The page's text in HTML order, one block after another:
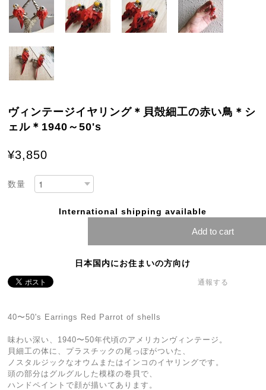
ヴィンテージイヤリング＊貝殻細工の赤い鳥＊シ
ェル＊1940～50's
¥3,850
数量
International shipping available
Add to cart
日本国内にお住まいの方向け
通報する
40〜50's Earrings Red Parrot of shells
味わい深い、1940〜50年代頃のアメリカンヴィンテージ。
貝細工の体に、プラスチックの尾っぽがついた、
ノスタルジックなオウムまたはインコのイヤリングです。
頭の部分はグルグルした模様の巻貝で、
ハンドペイントで顔が描いてあります。